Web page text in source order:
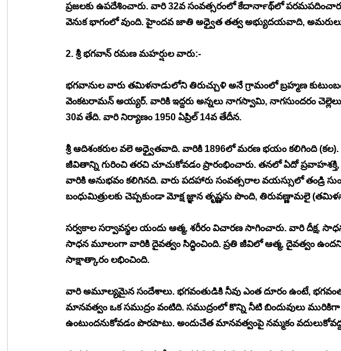
ప్రజలకు ఉపదేశించారు. వారి 32వ సంవత్సరంలో కేదార్‍నాథ్‍లో
వెనుక భాగంలో వుంది. హైందవ జాతి అధ్వైత తత్వ అభ్యుదయవాది, అమరులు
2. శ్రీ భగవాన్ రమణ మహర్షుల వారు:-
భగవానుల వారు తమిళనాడులోని తిరుచ్చుళి అనే గ్రామంలో బ్రహ్మణ
వెంకటరామన్ అయ్యర్. వారికి ఇద్దరు అన్నలు నాగస్వామి, నాగసుందరం
30వ తేది. వారి నిర్యాణం 1950 ఏప్రిల్ 14వ తేదీన.
శ్రీ ఆదిశంకరుల వలె అధ్వైతవాది. వారికి 1896లో మరణ భయం కలిగింది
జీవితాన్ని గురించి తరచి చూచుకోవడం ప్రారంభించారు. తనలో ఏదో ప్రవాహశక్తి,
వారికి అనుభవం కలిగినది. వారు పదహారు సంవత్సరాల వయస్సులో తండ్రి
బంధుమిత్రులకు చెప్పకుండా మోక్ష జ్ఞాన తృష్ణను పొంది, తిరువణ్ణామలై
సర్వకాల సర్వావస్థల యందు ఆత్మ, శరీరం విచారణ సాగించారు. వారి దీక్ష, సాధన
సాధన మూలంగా వారికి దైవత్వం సిద్ధించింది. ప్రతి జీవిలో ఆత్మ, దైవత్వం
సాక్షాత్కారం లభించింది.
వారి అమూల్యమైన సందేశాలు. భగవంతుడికి నీవు ఎంత దూరం ఉంటే,
మానవత్వం ఒక సముద్రం వంటిది. సముద్రంలో కొన్ని నీటి బిందువులు
ఉంటుందనుకోవడం పొరపాటు. అందుచేత మానవత్వంపై నమ్మకం